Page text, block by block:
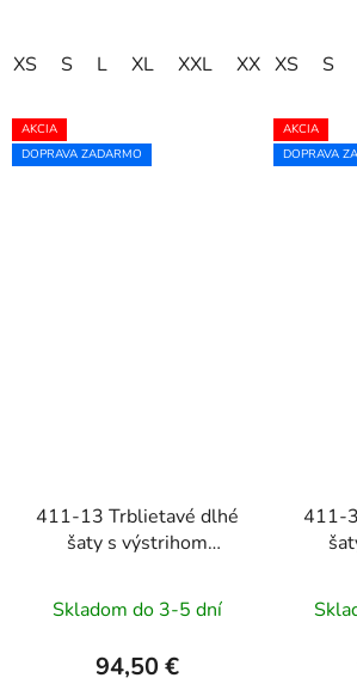
XS S L XL XXL XXXLXS S
AKCIA
DOPRAVA ZADARMO
411-13 Trblietavé dlhé
šaty s výstrihom
svetlomodré
Skladom do 3-5 dní
94,50 €
AKCIA
DOPRAVA
411-